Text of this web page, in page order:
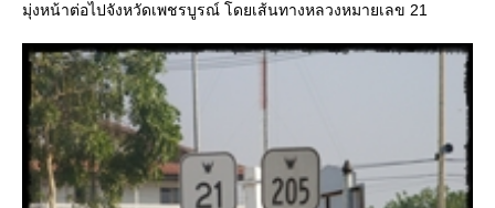
มุ่งหน้าต่อไปจังหวัดเพชรบูรณ์ โดยเส้นทางหลวงหมายเลข 21